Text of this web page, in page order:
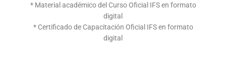
* Material académico del Curso Oficial IFS en formato
digital
* Certificado de Capacitación Oficial IFS en formato
digital